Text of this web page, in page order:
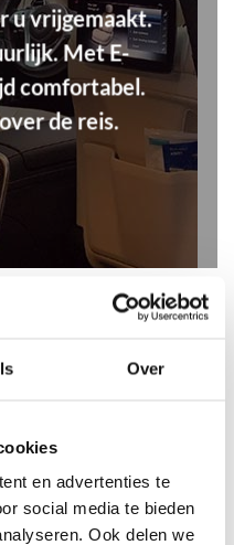
Over
en advertenties te
social media te bieden
Ook delen we
u vrijgemaakt.
Met E-
comfortabel.
de reis.
van
en secuur.